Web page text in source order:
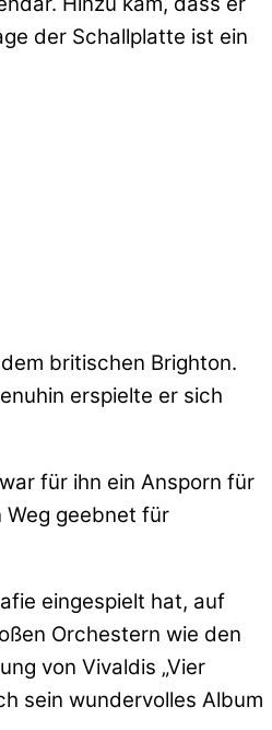
der Schallplatte ist ein
britischen Brighton.
erspielte er sich
für ihn ein Ansporn für
Weg geebnet für
eingespielt hat, auf
Orchestern wie den
von Vivaldis „Vier
sein wundervolles Album